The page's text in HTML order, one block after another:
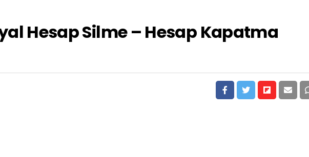
Hesap Silme – Hesap Kapatma